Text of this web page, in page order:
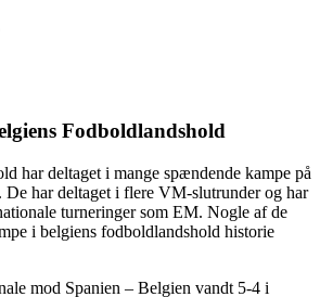
Fodboldlandshold
har deltaget i mange spændende kampe på
De har deltaget i flere VM-slutrunder og har
turneringer som EM. Nogle af de
i belgiens fodboldlandshold historie
mod Spanien – Belgien vandt 5-4 i